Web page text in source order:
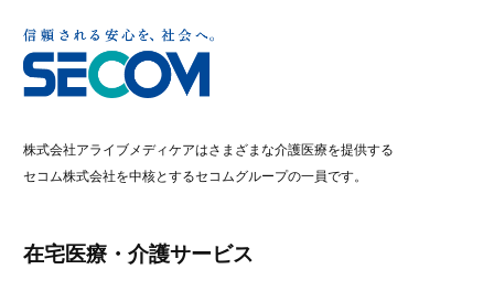
株式会社アライブメディケアはさまざまな介護医療を提供する
セコム株式会社を中核とするセコムグループの一員です。
在宅医療・介護サービス